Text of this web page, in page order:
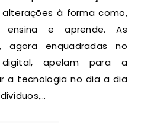
à forma como,
e aprende. As
agora enquadradas no
apelam para a
a tecnologia no dia a dia